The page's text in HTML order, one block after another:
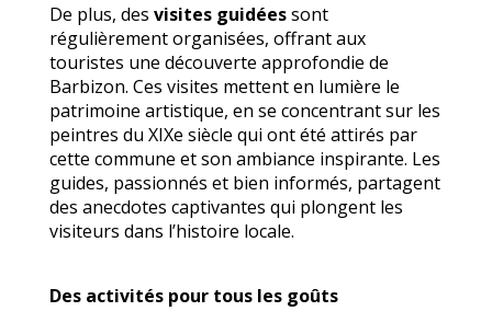
De plus, des visites guidéessont
régulièrement organisées, offrant aux
touristes une découverte approfondie de
Barbizon. Ces visites mettent en lumière le
patrimoine artistique, en se concentrant sur les
peintres du XIXe siècle qui ont été attirés par
cette commune et son ambiance inspirante. Les
guides, passionnés et bien informés, partagent
des anecdotes captivantes qui plongent les
visiteurs dans l’histoire locale.
Des activités pour tous les goûts